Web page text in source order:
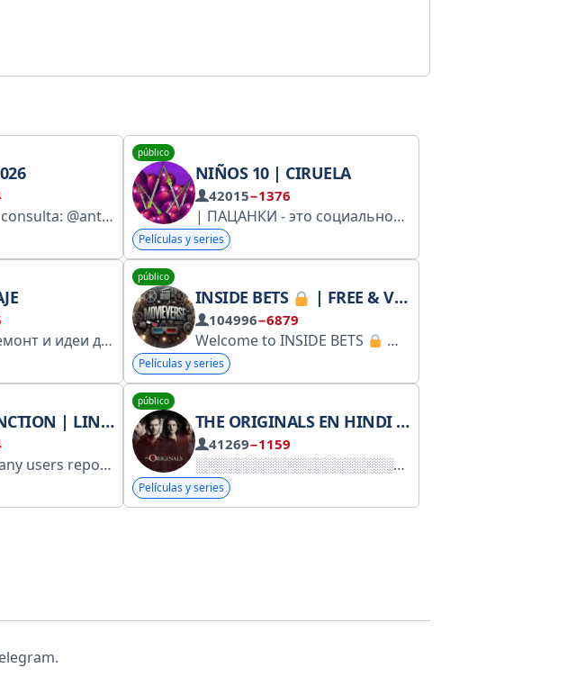
del contenido publicitario. Usted es responsable de cualquier acción relacionada con la publicidad.
público
NIÑOS 10 | CIRUELA
42015−1376
| ПАЦАНКИ - это социальное реалити, которое дает шанс девушкам с непростыми судьбами и характерами изменить свою жизнь
Películas y series
Бюджетный ремонт и идеи для крохотных квартир! @redcat — реклама t.me/redcatmedia/49
público
INSIDE BETS | FREE & VIP PICKS
104996−6879
Welcome to INSIDE BETS
Películas y series
| LINKS
account. Please be careful, especially if it asks you for money.
público
THE ORIGINALS EN HINDI (TEMPORADAS 1-5)
41269−1159
Películas y series